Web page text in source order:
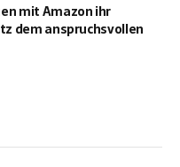
mit Amazon ihr
dem anspruchsvollen